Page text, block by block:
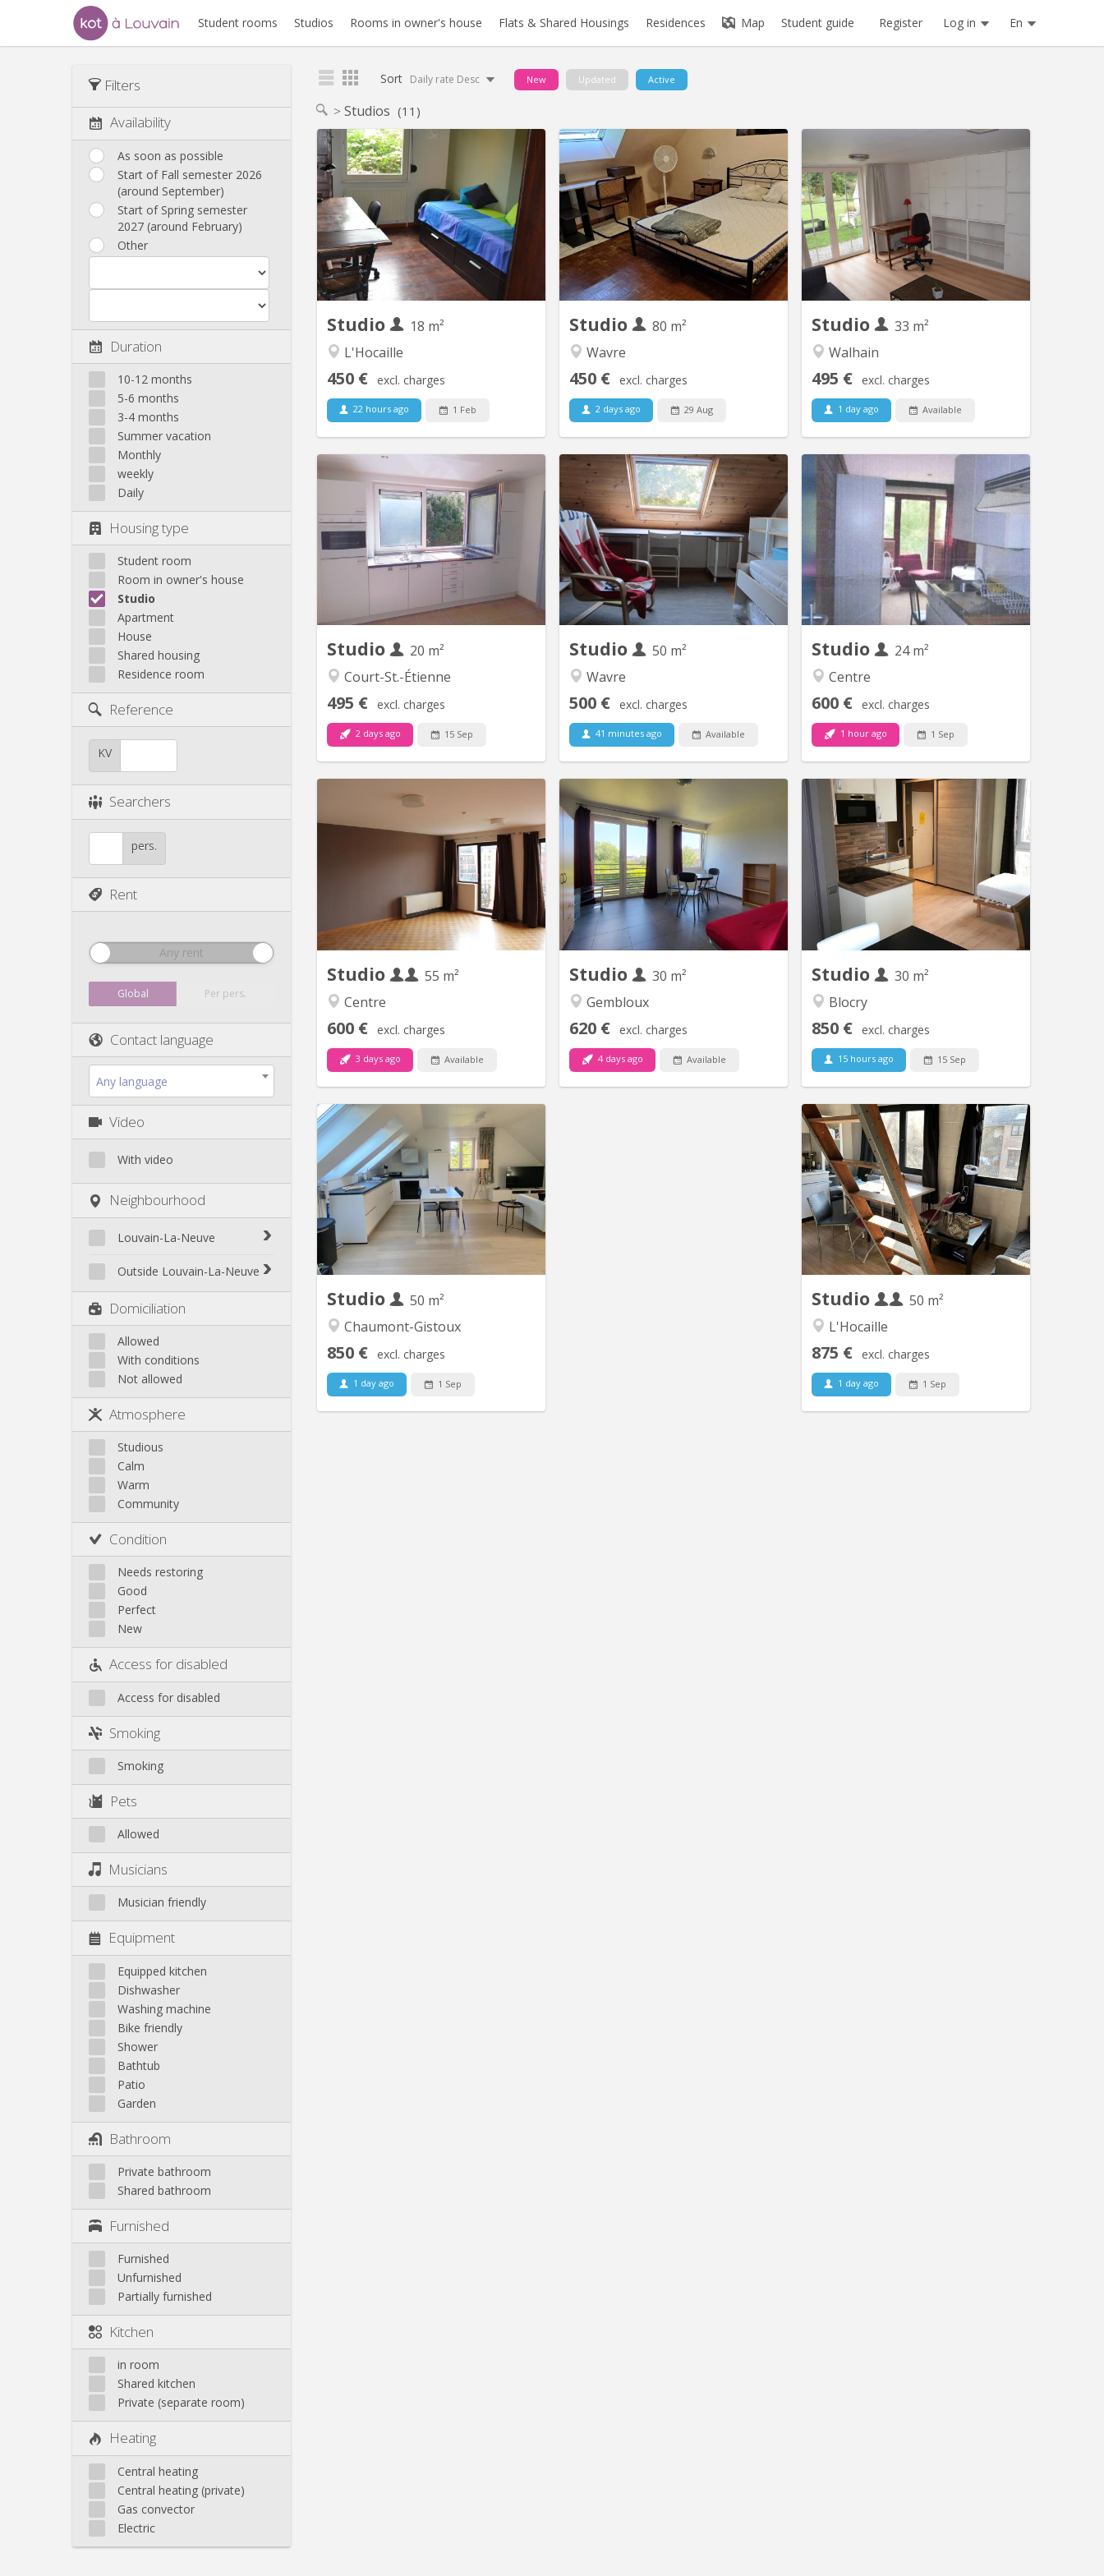
Student rooms Studios Rooms in owner's house Flats & Shared Housings Residences Map Student guide Register Log in En
Filters
Availability
As soon as possible
Start of Fall semester 2026
(around September)
Start of Spring semester
2027 (around February)
Other
Duration
10-12 months
5-6 months
3-4 months
Summer vacation
Monthly
weekly
Daily
Housing type
Student room
Room in owner's house
Studio
Apartment
House
Shared housing
Residence room
Reference
KV
Searchers
pers.
Rent
Any rent
Global Per pers.
Contact language
Any language
Video
With video
Neighbourhood
Louvain-La-Neuve
Biéreau
Centre
L'Hocaille
La Baraque
Lauzelle
Outside Louvain-La-Neuve
Genappe
Mont-Saint-Guibert
Nivelles
Ottignies
Rixensart
Walhain
Wavre
Other
Domiciliation
Allowed
With conditions
Not allowed
Atmosphere
Studious
Calm
Warm
Community
Condition
Needs restoring
Good
Perfect
New
Access for disabled
Access for disabled
Smoking
Smoking
Pets
Allowed
Musicians
Musician friendly
Equipment
Equipped kitchen
Dishwasher
Washing machine
Bike friendly
Shower
Bathtub
Patio
Garden
Bathroom
Private bathroom
Shared bathroom
Furnished
Furnished
Unfurnished
Partially furnished
Kitchen
in room
Shared kitchen
Private (separate room)
Heating
Central heating
Central heating (private)
Gas convector
Electric
Sort Daily rate Desc New Updated Active
Studios (11)
Studio
18 m²
L'Hocaille
450 € excl. charges
22 hours ago 1 Feb
KV 256
special for non belgian - ERASMUS /
exchange program students
(preferably at master level or 3rd Bac).
Situation: Hocaille area, 5 minutes
from the Grand’ place and 8 from the
railroad station and the shopping
center. // Between the swimming pool
and the LLN Lake and the St François
Studio
80 m²
Wavre
450 € excl. charges
2 days ago 29 Aug
studio de trois pièces, la propriétaire
habite au rez et ne monte jamais sauf
pour aller dans le dressing au premier
étage ; le studio est au deuxième
étage, l'escalier est fort abrupt, grande
chambre lit deux personnes, tv, wifi,
bureau, garde robe, sdb et de l'autre
côté du couloir : pièce...
Studio
33 m²
Walhain
495 € excl. charges
1 day ago Available
KV 896
LOCATION POSSIBLE DU 1ER JUILLET
2026 AU 31 AOUT 2026
UNIQUEMENT. (ANNEE ACADEMIQUE
2026-27 non disponible deja louee).
Pour une année académique 2026-
2027. À louer Studio 33m2 lumineux,
calme, meublé en rez-de-jardin dans la
maison du propriétaire avec un grand
Studio
20 m²
Court-St.-Étienne
495 € excl. charges
2 days ago 15 Sep
KV 1614
Pour 1 ÉTUDIANT(E) sur Louvain-la-
Neuve Beau studio meublé
complètement privatif de 20M2 à louer
pour l’année académique 2026-2027
Parfait état 495 euros par mois Forfait
pour les charges 100 euros par mois =
595 euros TOUT COMPRIS (électricité,
chauffage, eau, internet) Pas de
Studio
50 m²
Wavre
500 € excl. charges
41 minutes ago Available
KV 1747
petit studio pour personne seule calme
et respectueuse un chambre - bureau
salon pièce à vivre - douche séparée -
cuisine indépendante - toilette wifi PAS
DE DOMICILIATION
Studio
24 m²
Centre
600 € excl. charges
1 hour ago 1 Sep
KV 1415
Studio meublé bien situé à 3 minutes à
pied du centre de Louvain-la-Neuve. Il
se situe au deuxième étage d'un
immeuble très bien entretenu.
Studio
55 m²
Centre
600 € excl. charges
3 days ago Available
Très grand sturdio de 55 m2 avec
cuisines équipée privativve, salle de
bain privative, balcon, video
parlophone
Studio
30 m²
Gembloux
620 € excl. charges
4 days ago Available
Situé à Gembloux (Lonzée) à 20
minutes, en voiture, de Louvain la
Neuve. Joli petit Studio à louer.
Lumineux. Idéal pour personne seule
ou étudiant-e-Composé d'une pièce de
vie avec cuisine équipée (frigo et partie
congélateur, four, 4 taques
vitrocéramiques, lave-vaisselle) , une
Studio
30 m²
Blocry
850 € excl. charges
15 hours ago 15 Sep
KV 1222
EXCEPTIONNEL STUDIO avec une vue
sur le lac (très rare). Calme tout en
étant à 5 min du centre. A ne pas
manquer. Nouveaux châssis. Superbes
finitions.
Studio
50 m²
Chaumont-Gistoux
850 € excl. charges
1 day ago 1 Sep
KV 1939
Superbe studio de standing à 6 km de
l'université de Louvain-La-Neuve.
Meublé ou pas. Avec entrée séparée et
toute l'intimité voulue. Petit jardinet.
Cuisine full équipée neuve. Belle salle-
de-bain état neuf. Libre Septembre Pas
de domiciliation possible. Pas
Studio
50 m²
L'Hocaille
875 € excl. charges
1 day ago 1 Sep
KV 1083
flat duplex meublé. pièce de séjour,
kitchenette équipée, sdb, 2 coins à
dormir dont un en mezzanine Visites
sur rdv ( )